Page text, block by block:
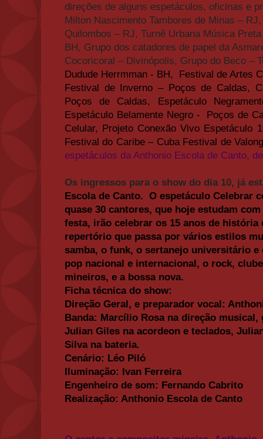
direções de alguns espetáculos, oficinas e
Milton Nascimento Tambores de Minas –
Quilombos – RJ, Turnê Urbana Música
BH, Grupo dos catadores de papel da
Cocoricoral – Divinópolis, Grupo do Beco –
Dudude Herrmman - BH,
Festival de Artes
Festival de Inverno – Poços de Caldas,
Poços de Caldas, Espetáculo
Espetáculo Belamente Negro - Poços de
Celular, Projeto Conexão Vivo Espetáculo
Festival do Caribe – Cuba Festival de
espetáculos da Anthonio Escola de Canto,
Os ingressos para o show do dia 10, já
Escola de Canto. O espetáculo Celebrar
quase 30 cantores, que hoje estudam
festa, irão celebrar os 15 anos de história
repertório que passa por vários estilos
samba, o funk, o sertanejo universitário
pop nacional e internacional, o rock,
mineiros, e a bossa nova.
Ficha técnica do show:
Direção Geral, e preparador vocal:
Banda: Marcílio Rosa na direção
Julian Giles na acordeon e teclados,
Silva na bateria.
Cenário: Léo Piló
Iluminação: Ivan Ferreira
Engenheiro de som: Fernando Cabrito
Realização: Anthonio Escola de Canto